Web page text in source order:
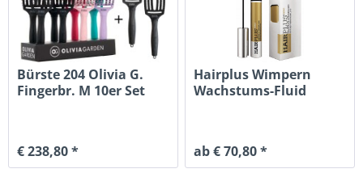
Bürste 204 Olivia G.
Fingerbr. M 10er Set
€ 238,80 *
Hairplus Wimpern
Wachstums-Fluid
ab € 70,80 *